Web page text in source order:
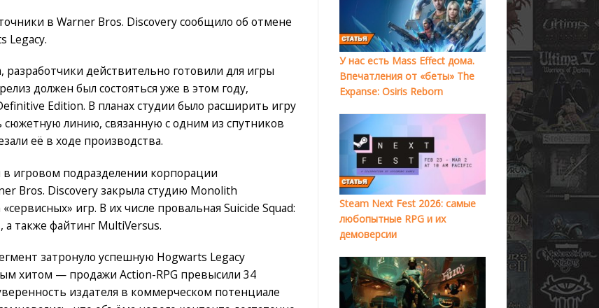
в Warner Bros. Discovery сообщило об отмене
Legacy.
действительно готовили для игры
должен был состояться уже в этом году,
Edition. В планах студии было расширить игру
линию, связанную с одним из спутников
её в ходе производства.
игровом подразделении корпорации
Bros. Discovery закрыла студию Monolith
игр. В их числе провальная Suicide Squad:
а также файтинг MultiVersus.
затронуло успешную Hogwarts Legacy
хитом — продажи Action-RPG превысили 34
издателя в коммерческом потенциале
У нас есть Mass Effect дома.
Впечатления от «беты» The
Expanse: Osiris Reborn
Steam Next Fest 2026: самые
любопытные RPG и их
демоверсии